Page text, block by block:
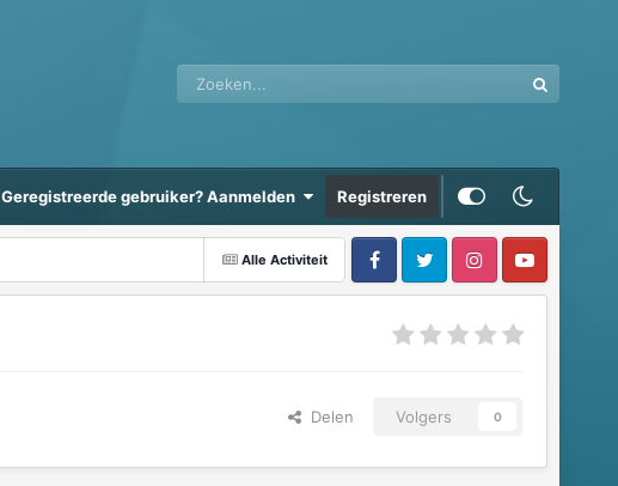
Geregistreerde gebruiker? Aanmelden Registreren
Alle Activiteit
Delen Volgers 0